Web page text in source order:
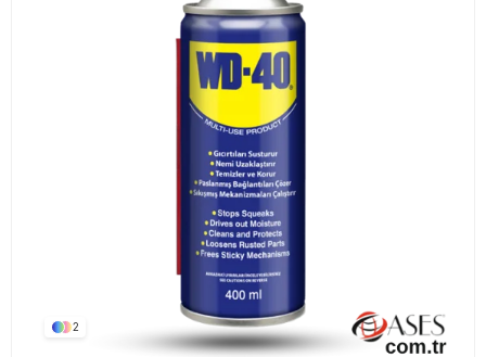
2